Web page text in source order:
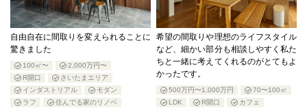
自由自在に間取りを変えられることに
驚きました
100㎡〜
2,000万円〜
R開口
さいたまエリア
インダストリアル
モダン
ラフ
住んでる家のリノベ
希望の間取りや理想のライフスタイル
など、細かい部分も相談しやすく私た
ちと一緒に考えてくれるのがとてもよ
かったです。
500万円〜1,000万円
70〜100㎡
LDK
R開口
カフェ